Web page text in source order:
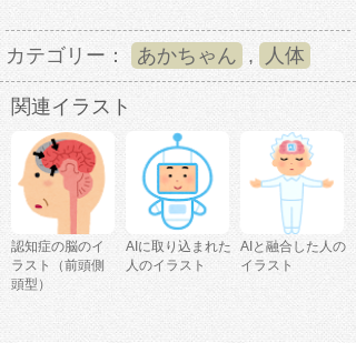
カテゴリー： あかちゃん , 人体
関連イラスト
認知症の脳のイ
ラスト（前頭側
頭型）
AIに取り込まれた
人のイラスト
AIと融合した人の
イラスト